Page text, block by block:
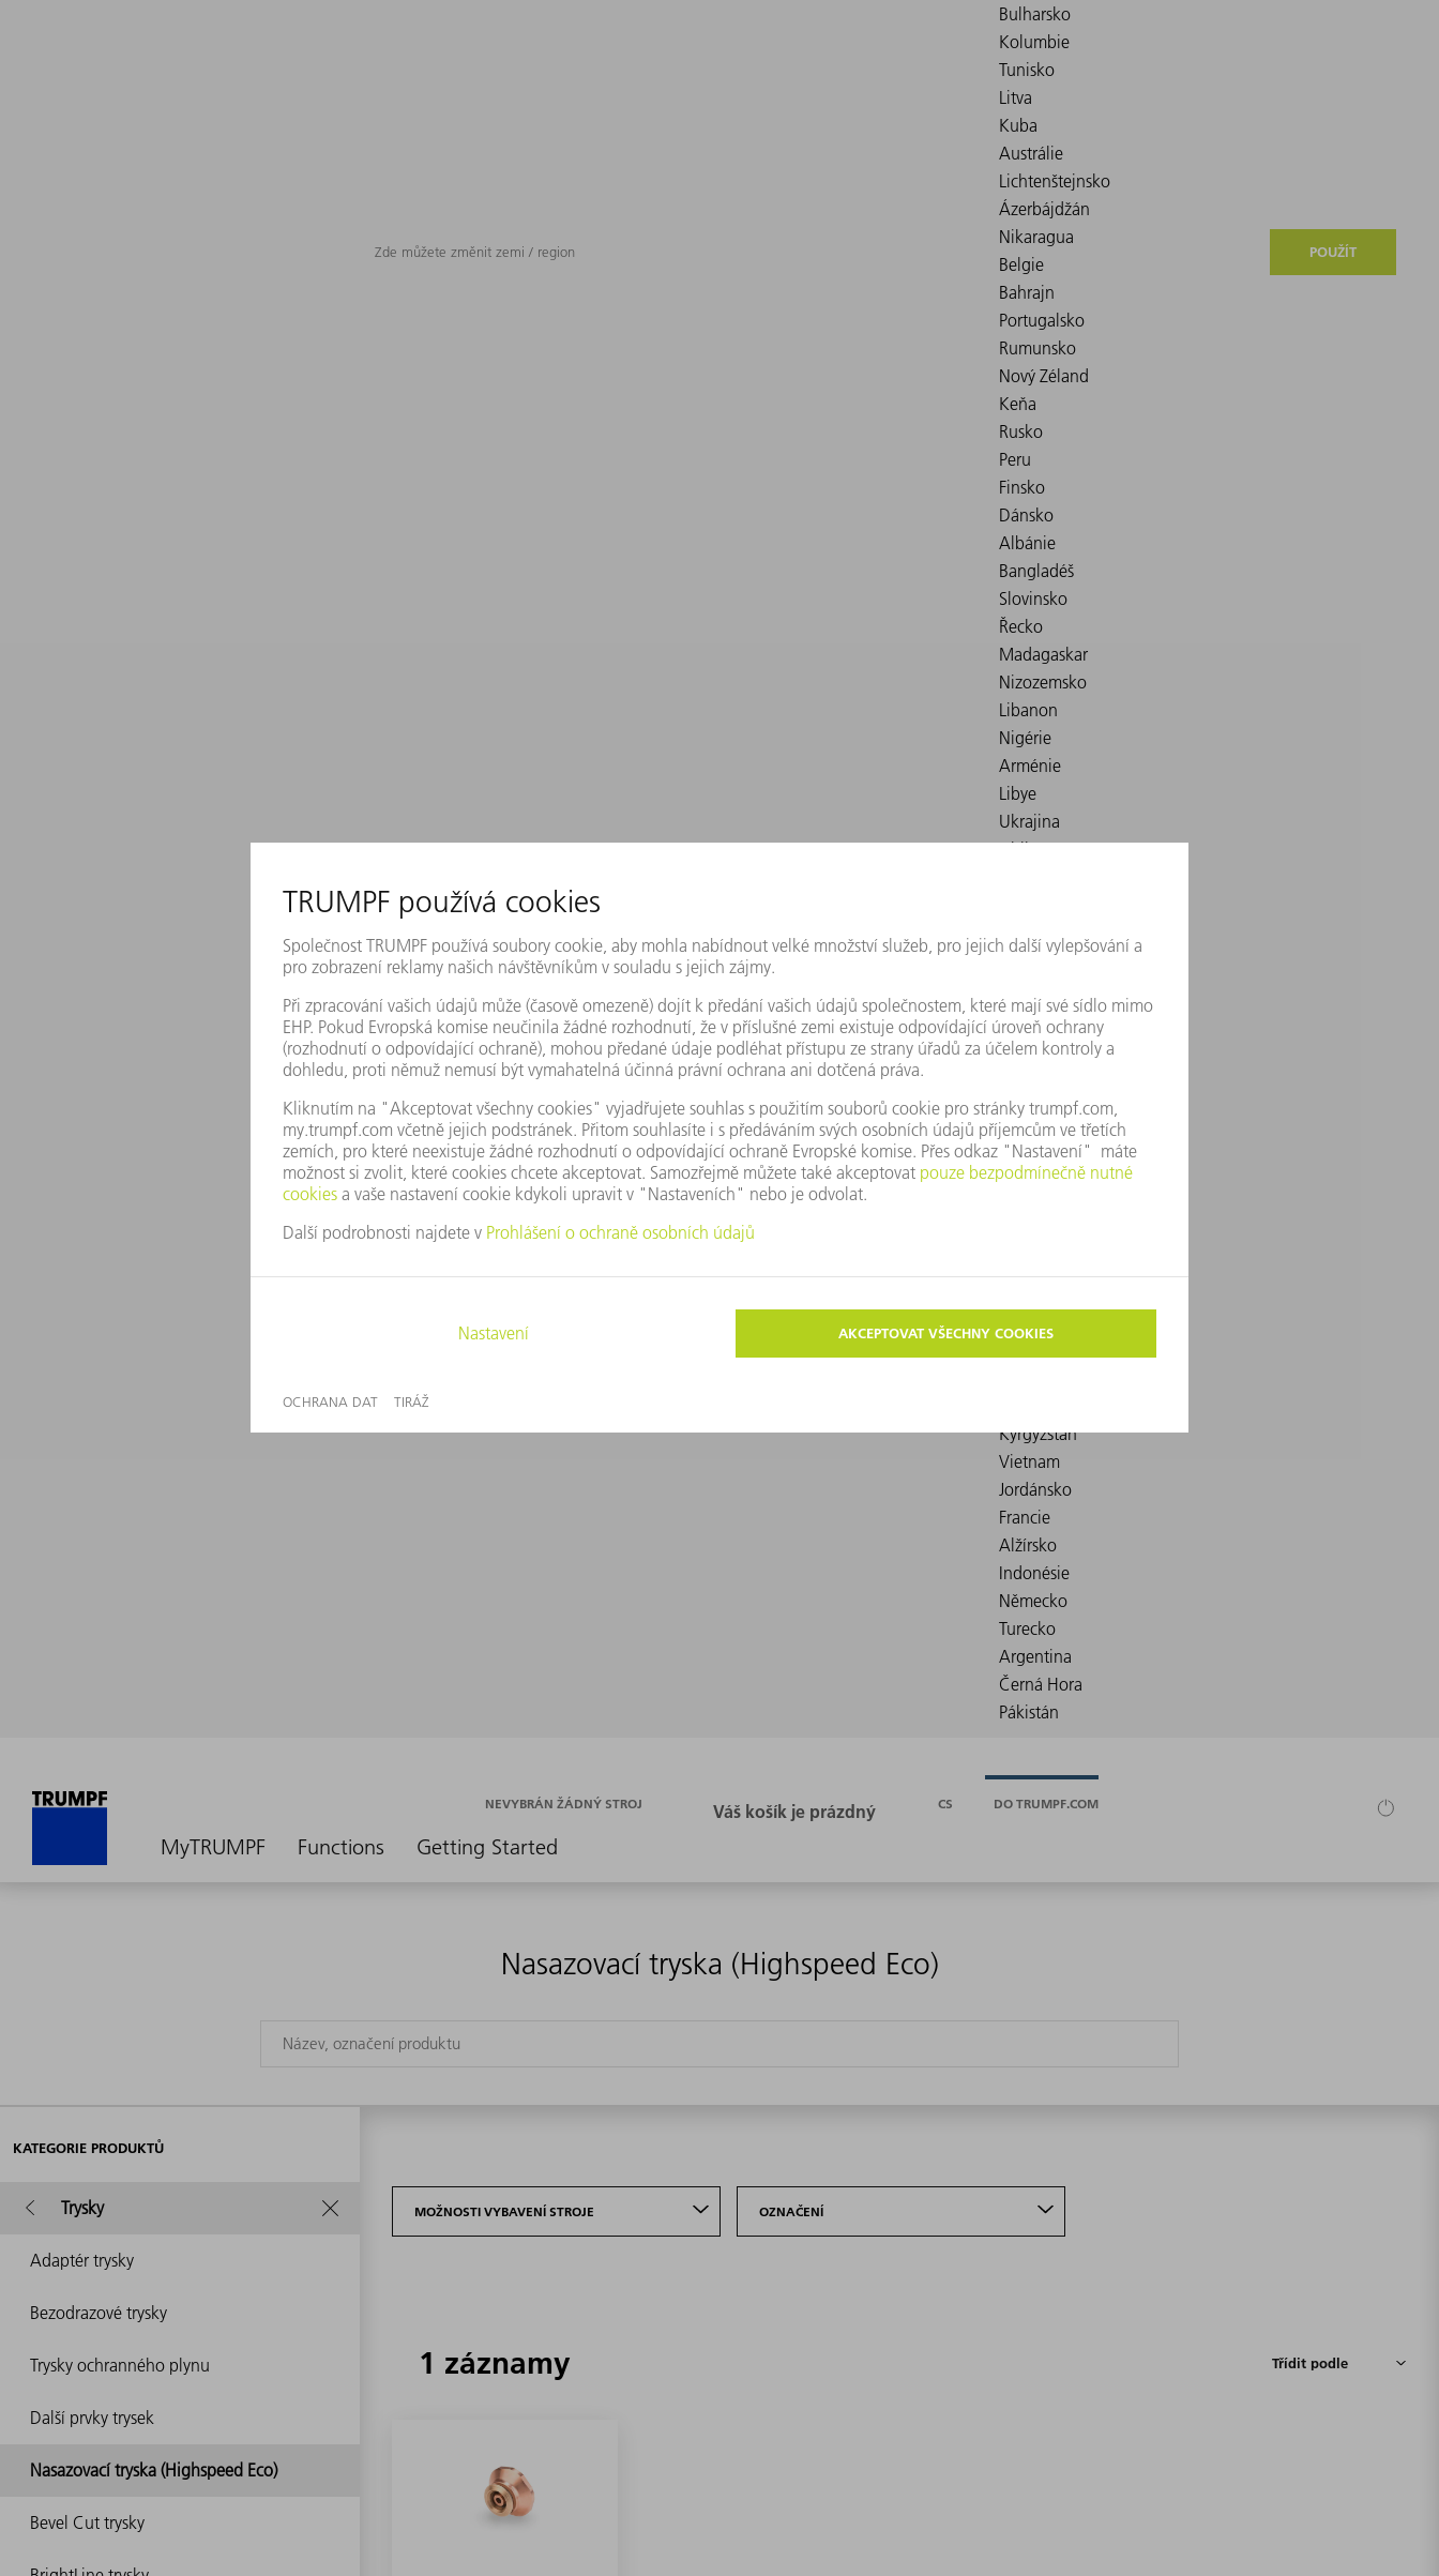
Zde můžete změnit zemi / region POUŽÍT
MyTRUMPF Functions Getting Started
NEVYBRÁN ŽÁDNÝ STROJ CS DO TRUMPF.COM
Nasazovací tryska (Highspeed Eco)
KATEGORIE PRODUKTŮ
Trysky
Adaptér trysky
Bezodrazové trysky
Trysky ochranného plynu
Další prvky trysek
Nasazovací tryska (Highspeed Eco)
Bevel Cut trysky
MOŽNOSTI VYBAVENÍ STROJE OZNAČENÍ
1 záznamy